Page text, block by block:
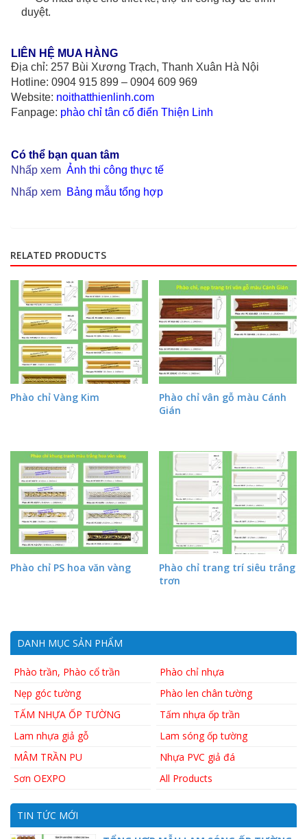
duyệt.
LIÊN HỆ MUA HÀNG
Địa chỉ: 257 Bùi Xương Trạch, Thanh Xuân Hà Nội
Hotline: 0904 915 899 – 0904 609 969
Website: noithatthienlinh.com
Fanpage: phào chỉ tân cổ điển Thiện Linh
Có thể bạn quan tâm
Nhấp xem Ảnh thi công thực tế
Nhấp xem Bảng mẫu tổng hợp
RELATED PRODUCTS
Phào chỉ Vàng Kim
Phào chỉ vân gỗ màu Cánh
Gián
Phào chỉ PS hoa văn vàng
Phào chỉ trang trí siêu trắng
trơn
DANH MỤC SẢN PHẨM
Phào trần, Phào cổ trần
Phào chỉ nhựa
Nẹp góc tường
Phào len chân tường
TẤM NHỰA ỐP TƯỜNG
Tấm nhựa ốp trần
Lam nhựa giả gỗ
Lam sóng ốp tường
MÂM TRẦN PU
Nhựa PVC giả đá
Sơn OEXPO
All Products
TIN TỨC MỚI